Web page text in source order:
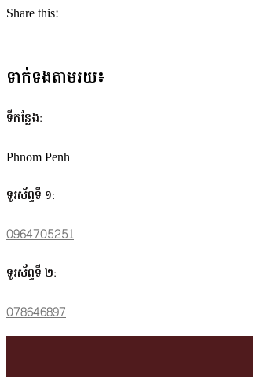
Share this:
ទាក់ទងតាមរយ៖
ទីកន្លែង:
Phnom Penh
ទូរស័ព្ទទី ១:
0964705251
ទូរស័ព្ទទី ២:
078646897